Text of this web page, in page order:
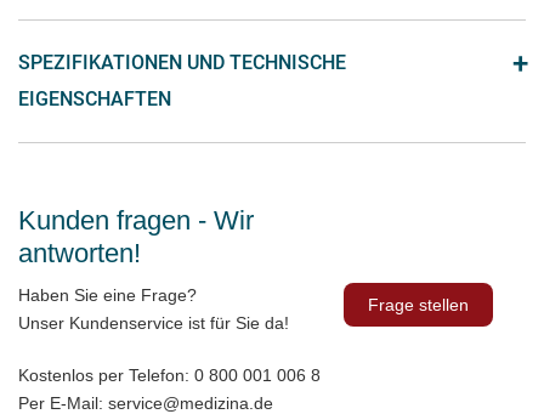
SPEZIFIKATIONEN UND TECHNISCHE
EIGENSCHAFTEN
+
Kunden fragen - Wir
antworten!
Haben Sie eine Frage?
Unser Kundenservice ist für Sie da!
Kostenlos per Telefon: 0 800 001 006 8
Per E-Mail: service@medizina.de
Frage stellen